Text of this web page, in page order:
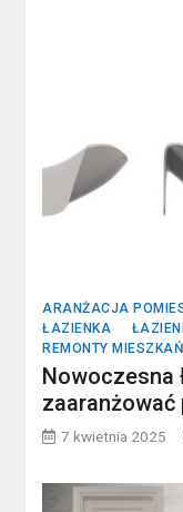
ARANŻACJA
ŁAZIENKA
REMONTY MIESZKAŃ
Nowoczesna
7 kwietnia 2025